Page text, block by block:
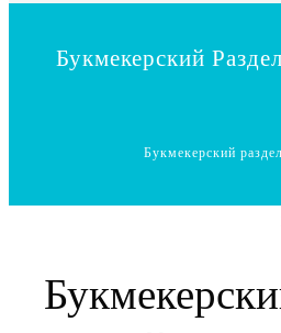
Букмекерский
Букмекерский